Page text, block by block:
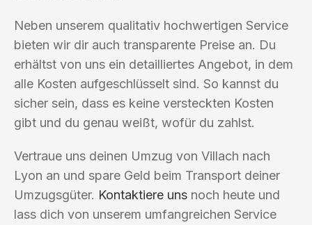
Neben unserem qualitativ hochwertigen Service
bieten wir dir auch transparente Preise an. Du
erhältst von uns ein detailliertes Angebot, in dem
alle Kosten aufgeschlüsselt sind. So kannst du
sicher sein, dass es keine versteckten Kosten
gibt und du genau weißt, wofür du zahlst.
Vertraue uns deinen Umzug von Villach nach
Lyon an und spare Geld beim Transport deiner
Umzugsgüter. Kontaktiere uns noch heute und
lass dich von unserem umfangreichen Service